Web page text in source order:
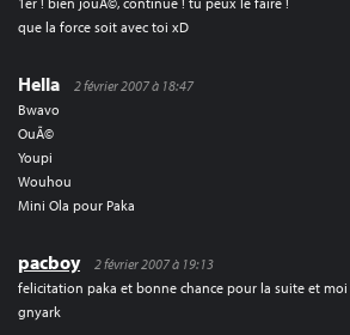
que la force soit avec toi xD
Hella
2 février 2007 à 18:47
Bwavo
OuÃ©
Youpi
Wouhou
Mini Ola pour Paka
pacboy
2 février 2007 à 19:13
felicitation paka et bonne chance pour la suite et moi
gnyark